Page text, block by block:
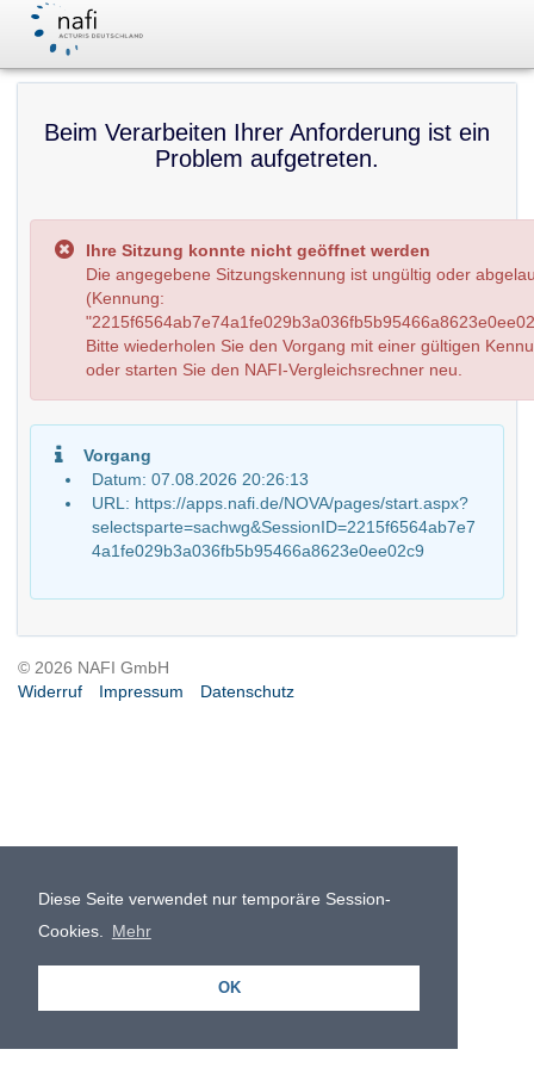
Diese Seite verwendet nur temporäre Session-
Cookies.
Mehr
OK
Beim Verarbeiten Ihrer Anforderung ist ein
Problem aufgetreten.
Ihre Sitzung konnte nicht geöffnet werden
Die angegebene Sitzungskennung ist ungültig oder
(Kennung:
Bitte wiederholen Sie den Vorgang mit einer gültigen
oder starten Sie den NAFI-Vergleichsrechner neu.
Vorgang
Datum: 07.08.2026 20:26:13
URL: https://apps.nafi.de/NOVA/pages/start.aspx?
selectsparte=sachwg&SessionID=2215f6564ab7e7
4a1fe029b3a036fb5b95466a8623e0ee02c9
© 2026 NAFI GmbH
Widerruf
Impressum Datenschutz